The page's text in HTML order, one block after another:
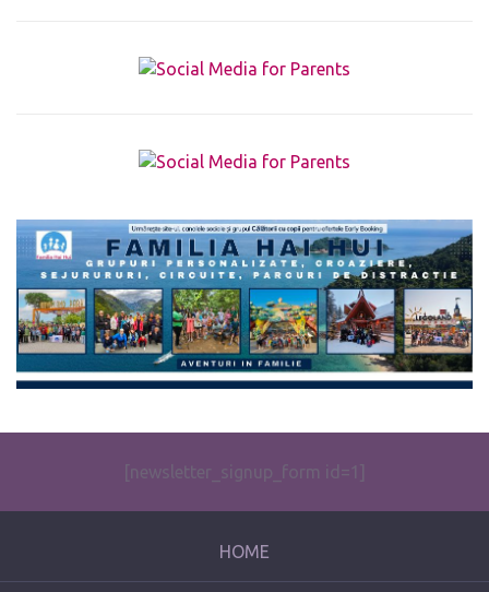
The form you have selected does not exist.
[newsletter_signup_form id=1]
HOME